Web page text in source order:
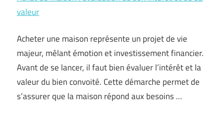
valeur
Acheter une maison représente un projet de vie
majeur, mêlant émotion et investissement financier.
Avant de se lancer, il faut bien évaluer l’intérêt et la
valeur du bien convoité. Cette démarche permet de
s’assurer que la maison répond aux besoins …